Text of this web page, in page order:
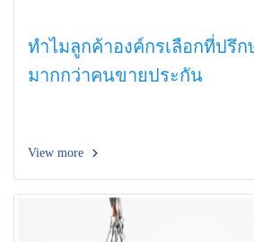
ทำไมลูกค้าองค์กรเลือกที่ปรึก
มากกว่าคนขายประกัน
View more